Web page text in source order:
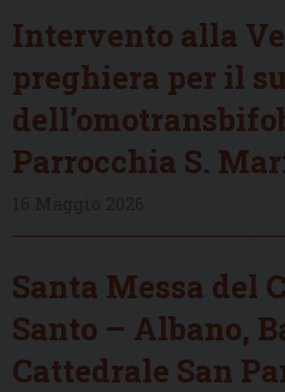
Intervento alla
preghiera per il
Parrocchia S.
Santa Messa del
Santo – Albano,
Cattedrale San